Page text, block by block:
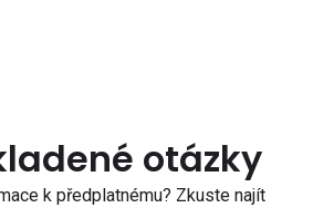
otázky
k předplatnému? Zkuste najít